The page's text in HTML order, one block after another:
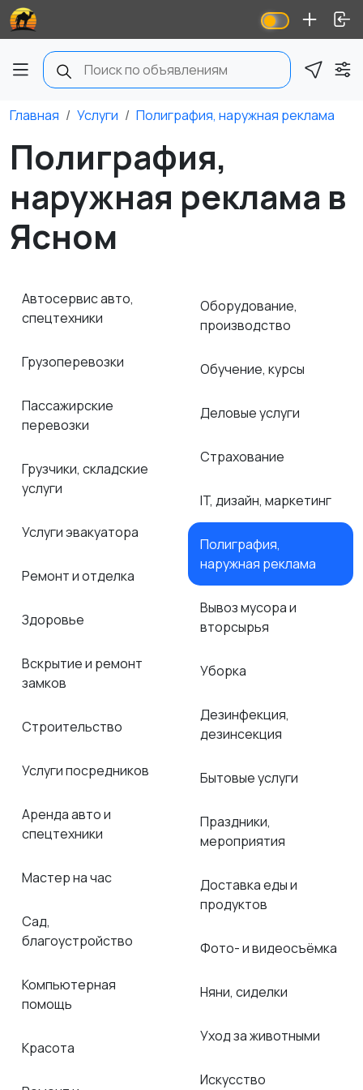
Главная Услуги Полиграфия, наружная реклама
Полиграфия,
наружная реклама в
Ясном
Автосервис авто,
спецтехники
Грузоперевозки
Пассажирские
перевозки
Грузчики, складские
услуги
Услуги эвакуатора
Ремонт и отделка
Здоровье
Вскрытие и ремонт
замков
Строительство
Услуги посредников
Аренда авто и
спецтехники
Мастер на час
Сад,
благоустройство
Компьютерная
помощь
Красота
Оборудование,
производство
Обучение, курсы
Деловые услуги
Страхование
IT, дизайн, маркетинг
Полиграфия,
наружная реклама
Вывоз мусора и
вторсырья
Уборка
Дезинфекция,
дезинсекция
Бытовые услуги
Праздники,
мероприятия
Доставка еды и
продуктов
Фото- и видеосъёмка
Няни, сиделки
Уход за животными
Искусство